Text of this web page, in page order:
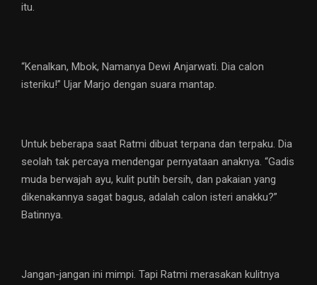
itu.
“Kenalkan, Mbok, Namanya Dewi Anjarwati. Dia calon
isteriku!” Ujar Marjo dengan suara mantap.
Untuk beberapa saat Ratmi dibuat terpana dan terpaku. Dia
seolah tak percaya mendengar pernyataan anaknya. “Gadis
muda berwajah ayu, kulit putih bersih, dan pakaian yang
dikenakannya sagat bagus, adalah calon isteri anakku?”
Batinnya.
Jangan-jangan ini mimpi. Tapi Ratmi merasakan kulitnya